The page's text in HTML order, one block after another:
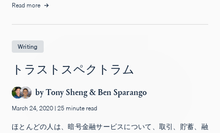
Read more
Writing
トラストスペクトラム
byTony Sheng& Ben Sparango
March 24, 2020 | 25 minute read
ほとんどの人は、暗号金融サービスについて、取引、貯蓄、融